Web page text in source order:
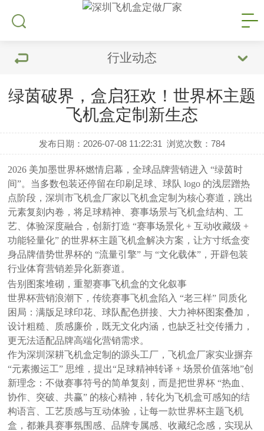
行业动态
绿茵破界，盒启狂欢！世界杯主题
飞机盒定制新生态
发布日期：2026-07-08 11:22:31 浏览次数：784
2026 美加墨世界杯燃情启幕，全球品牌营销进入 “绿茵时
间”。当多数包装还停留在印刷足球、球队 logo 的浅层蹭热
点阶段，深圳市飞机盒厂家 以飞机盒定制 为核心赛道，跳出
元素复刻内卷，将足球精神、赛事场景与飞机盒结构、工
艺、体验深度融合，创新打造 “赛事场景化 + 互动收藏级 +
功能轻量化” 的世界杯主题飞机盒解决方案，让方寸纸盒变
身品牌借势世界杯的 “流量引擎” 与 “文化载体”，开辟包装
行业体育营销差异化新赛道。
告别图案堆砌，重塑赛事飞机盒的文化叙事
世界杯营销浪潮下，传统赛事飞机盒陷入 “老三样” 同质化
困局：满版足球印花、球队配色拼接、大力神杯图案叠加，
设计粗糙、质感廉价，既无文化内涵，也缺乏社交传播力，
更无法适配品牌高端化营销需求。
作为深圳深耕飞机盒定制的源头工厂，飞机盒厂家实业摒弃
“元素搬运工” 思维，提出“足球精神转译 + 场景价值落地”创
新理念：不做赛事符号的简单复刻，而是把世界杯 “热血、
协作、突破、共赢” 的核心精神，转化为飞机盒可感知的结
构语言、工艺质感与互动体验，让每一款世界杯主题飞机
盒，都兼具赛事氛围感、品牌专属感、收藏纪念感 ，实现从